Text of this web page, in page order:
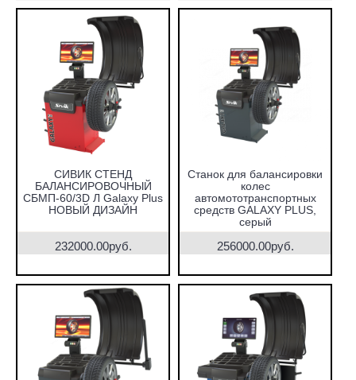
СИВИК СТЕНД
БАЛАНСИРОВОЧНЫЙ
СБМП-60/3D Л Galaxy Plus
НОВЫЙ ДИЗАЙН
232000.00руб.
Станок для балансировки
колес
автомототранспортных
средств GALAXY PLUS,
серый
256000.00руб.